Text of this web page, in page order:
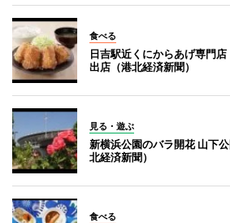
食べる
日吉駅近くにからあげ専門
出店（港北経済新聞）
見る・遊ぶ
新横浜公園のバラ開花 山下
北経済新聞）
食べる